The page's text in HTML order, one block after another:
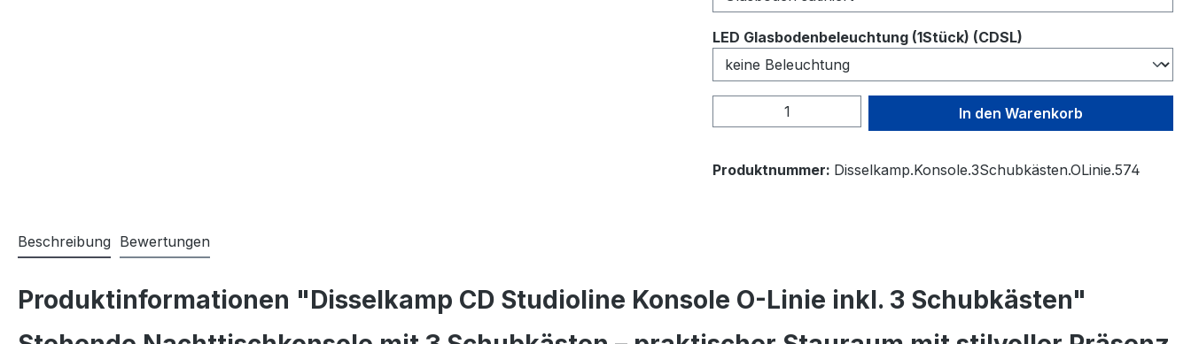
LED Glasbodenbeleuchtung (1Stück) (CDSL)
Produkt Anzahl: Gib den gewünschten Wert
In den Warenkorb
Produktnummer: Disselkamp.Konsole.3Schubkästen.OLinie.574
Beschreibung Bewertungen
Produktinformationen "Disselkamp CD Studioline Konsole O-Linie inkl. 3 Schubkästen"